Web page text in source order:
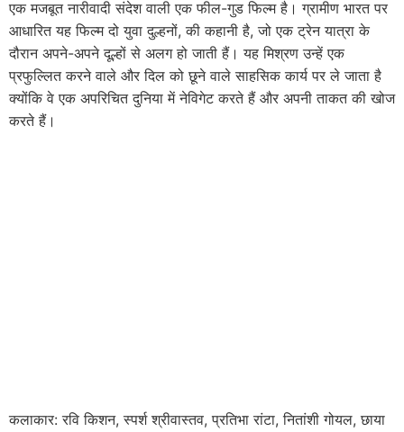
एक मजबूत नारीवादी संदेश वाली एक फील-गुड फिल्म है। ग्रामीण भारत पर
आधारित यह फिल्म दो युवा दुल्हनों, की कहानी है, जो एक ट्रेन यात्रा के
दौरान अपने-अपने दूल्हों से अलग हो जाती हैं। यह मिश्रण उन्हें एक
प्रफुल्लित करने वाले और दिल को छूने वाले साहसिक कार्य पर ले जाता है
क्योंकि वे एक अपरिचित दुनिया में नेविगेट करते हैं और अपनी ताकत की खोज
करते हैं।
कलाकार: रवि किशन, स्पर्श श्रीवास्तव, प्रतिभा रांटा, नितांशी गोयल, छाया